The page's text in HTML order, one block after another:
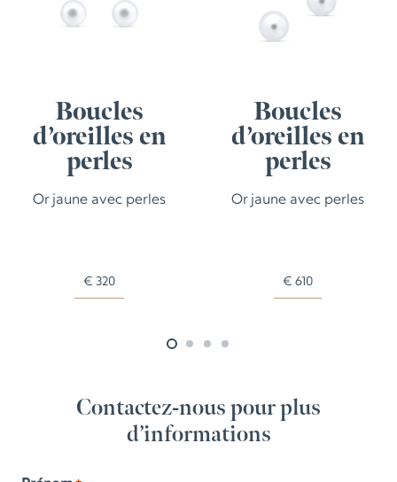
Boucles
d’oreilles en
perles
Or jaune avec perles
€ 320
Boucles
d’oreilles en
perles
Or jaune avec perles
€ 610
Contactez-nous pour plus
d’informations